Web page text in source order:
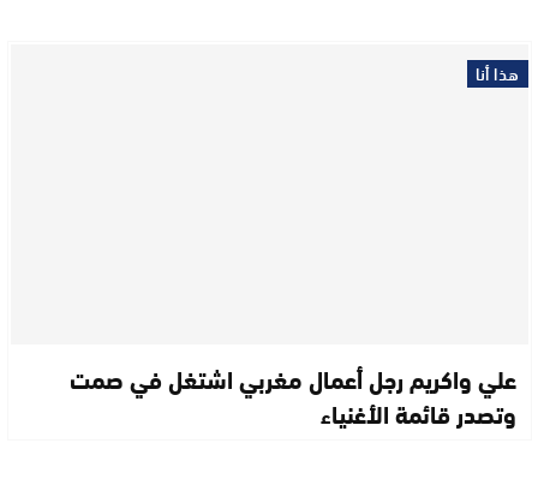
هذا أنا
علي واكريم رجل أعمال مغربي اشتغل في صمت
وتصدر قائمة الأغنياء